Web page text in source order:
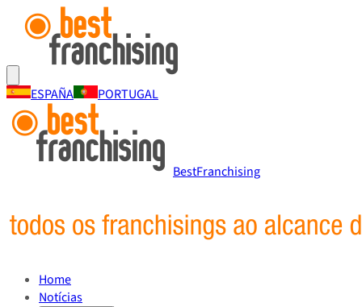
ESPAÑA PORTUGAL
BestFranchising
Home
Notícias